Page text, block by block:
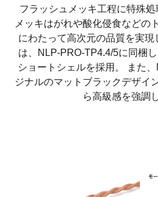
フラッシュメッキ工程に特殊処
メッキはがれや酸化侵食などの
にわたって高次元の品質を実
は、NLP-PRO-TP4.4/5に同梱
ショートシェルを採用。 また
ジナルのマットブラックデザイ
ら高級感を強調